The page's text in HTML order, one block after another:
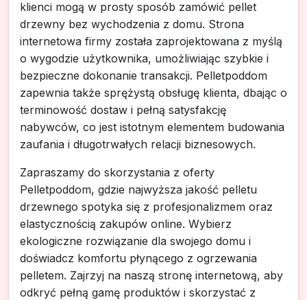
klienci mogą w prosty sposób zamówić pellet
drzewny bez wychodzenia z domu. Strona
internetowa firmy została zaprojektowana z myślą
o wygodzie użytkownika, umożliwiając szybkie i
bezpieczne dokonanie transakcji. Pelletpoddom
zapewnia także sprężystą obsługę klienta, dbając o
terminowość dostaw i pełną satysfakcję
nabywców, co jest istotnym elementem budowania
zaufania i długotrwałych relacji biznesowych.
Zapraszamy do skorzystania z oferty
Pelletpoddom, gdzie najwyższa jakość pelletu
drzewnego spotyka się z profesjonalizmem oraz
elastycznością zakupów online. Wybierz
ekologiczne rozwiązanie dla swojego domu i
doświadcz komfortu płynącego z ogrzewania
pelletem. Zajrzyj na naszą stronę internetową, aby
odkryć pełną gamę produktów i skorzystać z